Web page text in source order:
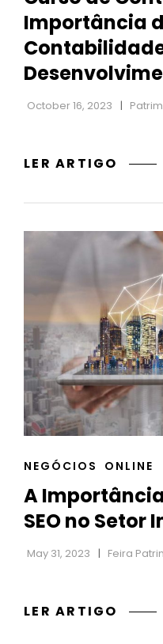
Importância
October 16, 2023
LER ARTIGO CURSO
DE
NO
CAT
NEGÓCIOS ONLINE
A
SEO no Setor
May 31, 2023 Feira
LER ARTIGO